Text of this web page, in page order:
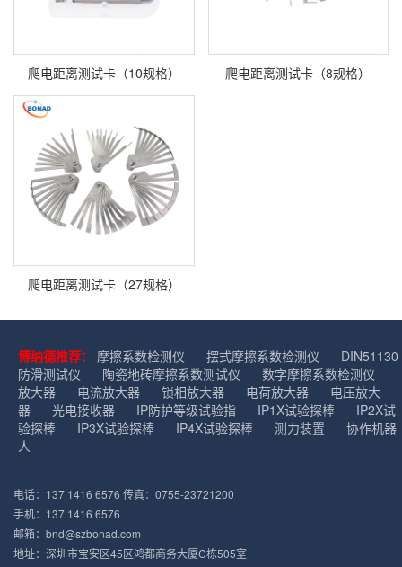
爬电距离测试卡（10规格） 爬电距离测试卡（8规格）
爬电距离测试卡（27规格）
博纳德推荐： 摩擦系数检测仪 摆式摩擦系数检测仪
DIN51130
防滑测试仪
陶瓷地砖摩擦系数测试仪
数字摩擦系数检测仪
放大器
电流放大器 锁相放大器 电荷放大器
电压放大
器
光电接收器 IP防护等级试验指 IP1X试验探棒
IP2X试
验探棒
IP3X试验探棒 IP4X试验探棒 测力装置
协作机器
人
电话：137 1416 6576 传真：0755-23721200
手机：137 1416 6576
邮箱：bnd@szbonad.com
地址：深圳市宝安区45区鸿都商务大厦C栋505室